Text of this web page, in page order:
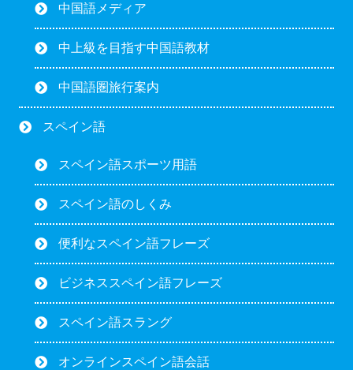
中国語メディア
中上級を目指す中国語教材
中国語圏旅行案内
スペイン語
スペイン語スポーツ用語
スペイン語のしくみ
便利なスペイン語フレーズ
ビジネススペイン語フレーズ
スペイン語スラング
オンラインスペイン語会話